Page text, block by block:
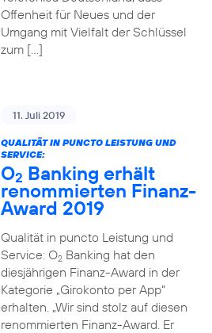
Offenheit für Neues und der
Umgang mit Vielfalt der Schlüssel
zum […]
11. Juli 2019
QUALITÄT IN PUNCTO LEISTUNG UND
SERVICE:
O2 Banking erhält
renommierten Finanz-
Award 2019
Qualität in puncto Leistung und
Service: O2Banking hat den
diesjährigen Finanz-Award in der
Kategorie „Girokonto per App“
erhalten. „Wir sind stolz auf diesen
renommierten Finanz-Award. Er